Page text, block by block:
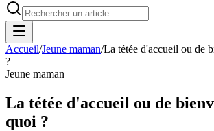
Accueil/Jeune maman/La tétée d'accueil ou de
?
Jeune maman
La tétée d'accueil ou de
quoi ?